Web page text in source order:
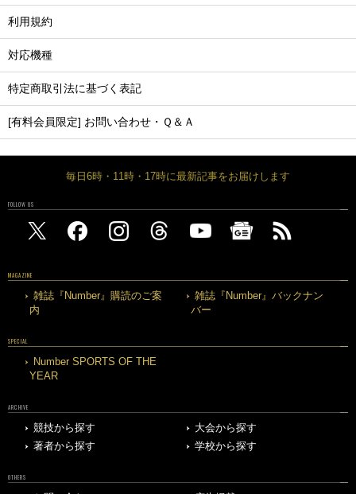
利用規約
対応機種
特定商取引法に基づく表記
[有料会員限定] お問い合わせ・Ｑ＆Ａ
毎日6時・11時・17時に最新記事をお届けします
FOLLOW US
MAGAZINE
雑誌『Number』購読のご案
内
雑誌『Number』バックナン
バー
SPECIAL
Number SPORTS OF THE
YEAR
ARCHIVE
競技から探す
大会から探す
著者から探す
学校から探す
OTHERS